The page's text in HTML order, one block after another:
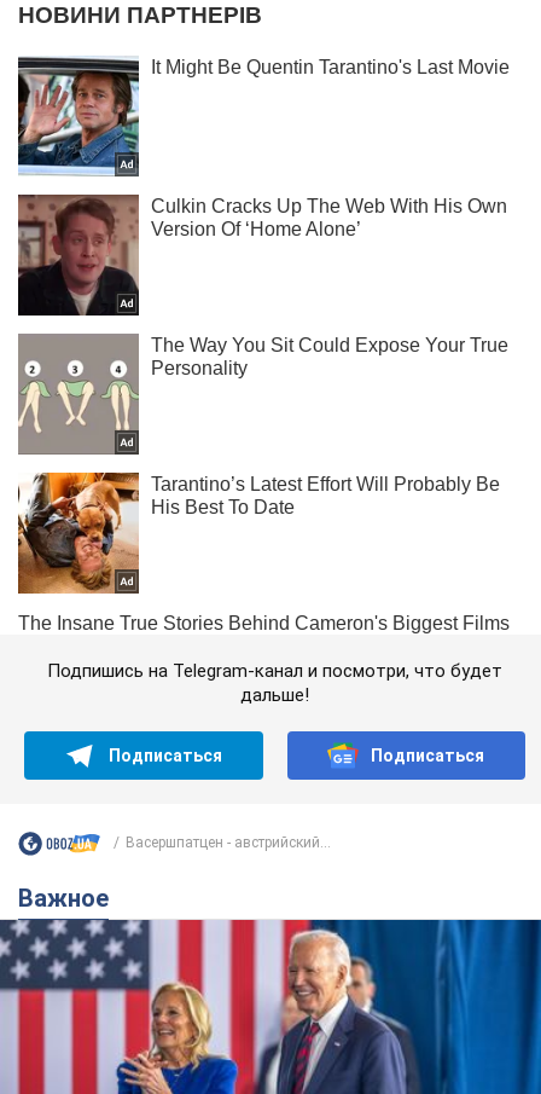
Подпишись на Telegram-канал и посмотри, что будет
дальше!
Подписаться Подписаться
Васершпатцен - австрийский...
Важное